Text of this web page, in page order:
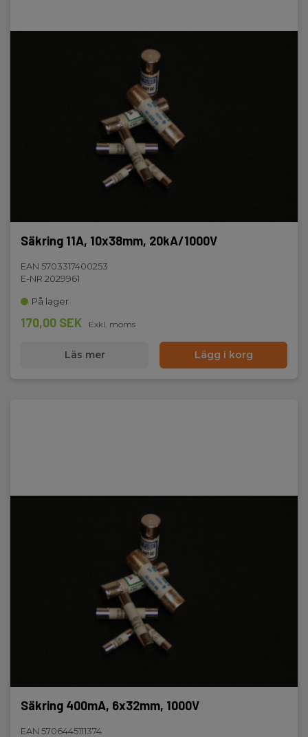
Säkring 11A, 10x38mm, 20kA/1000V
EAN 5703317400253
E-NR 2029961
På lager
170,00 SEK Exkl. moms
Läs mer Lägg i korg
Säkring 400mA, 6x32mm, 1000V
EAN 5706445111374